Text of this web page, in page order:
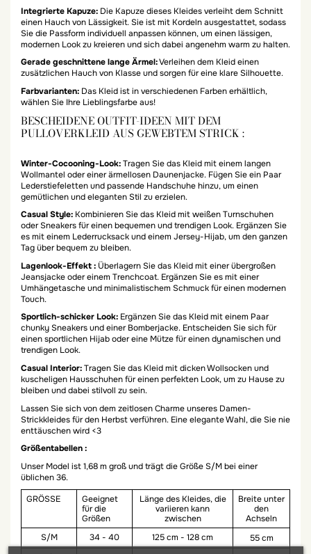
Integrierte Kapuze: Die Kapuze dieses Kleides verleiht dem Schnitt
einen Hauch von Lässigkeit. Sie ist mit Kordeln ausgestattet, sodass
Sie die Passform individuell anpassen können, um einen lässigen,
modernen Look zu kreieren und sich dabei angenehm warm zu halten.
Gerade geschnittene lange Ärmel:Verleihen dem Kleid einen
zusätzlichen Hauch von Klasse und sorgen für eine klare Silhouette.
Farbvarianten: Das Kleid ist in verschiedenen Farben erhältlich,
wählen Sie Ihre Lieblingsfarbe aus!
BESCHEIDENE OUTFIT-IDEEN MIT DEM
PULLOVERKLEID AUS GEWEBTEM STRICK :
Winter-Cocooning-Look:Tragen Sie das Kleid mit einem langen
Wollmantel oder einer ärmellosen Daunenjacke. Fügen Sie ein Paar
Lederstiefeletten und passende Handschuhe hinzu, um einen
gemütlichen und eleganten Stil zu erzielen.
Casual Style: Kombinieren Sie das Kleid mit weißen Turnschuhen
oder Sneakers für einen bequemen und trendigen Look. Ergänzen Sie
es mit einem Lederrucksack und einem Jersey-Hijab, um den ganzen
Tag über bequem zu bleiben.
Lagenlook-Effekt : Überlagern Sie das Kleid mit einer übergroßen
Jeansjacke oder einem Trenchcoat. Ergänzen Sie es mit einer
Umhängetasche und minimalistischem Schmuck für einen modernen
Touch.
Sportlich-schicker Look: Ergänzen Sie das Kleid mit einem Paar
chunky Sneakers und einer Bomberjacke. Entscheiden Sie sich für
einen sportlichen Hijab oder eine Mütze für einen dynamischen und
trendigen Look.
Casual Interior:Tragen Sie das Kleid mit dicken Wollsocken und
kuscheligen Hausschuhen für einen perfekten Look, um zu Hause zu
bleiben und dabei stilvoll zu sein.
Lassen Sie sich von dem zeitlosen Charme unseres Damen-
Strickkleides für den Herbst verführen. Eine elegante Wahl, die Sie nie
enttäuschen wird <3
Größentabellen :
Unser Model ist 1,68 m groß und trägt die Größe S/M bei einer
üblichen 36.
GRÖSSE
Geeignet
für die
Größen
Länge des Kleides, die
variieren kann
zwischen
Breite unter
den
Achseln
S/M
34 - 40 125 cm - 128 cm
55 cm